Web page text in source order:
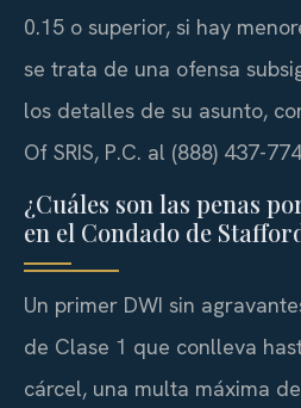
0.15 o superior, si hay
se trata de una ofensa
los detalles de su asunto,
Of SRIS, P.C. al (888) 437-
¿Cuáles son las penas
en el Condado de
Un primer DWI sin
de Clase 1 que conlleva
cárcel, una multa máxima